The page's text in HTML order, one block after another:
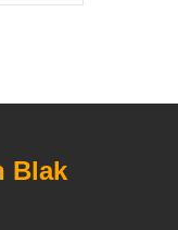
Blak